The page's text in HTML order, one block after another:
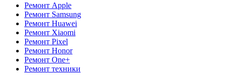
Ремонт Apple
Ремонт Samsung
Ремонт Huawei
Ремонт Xiaomi
Ремонт Pixel
Ремонт Honor
Ремонт One+
Ремонт техники